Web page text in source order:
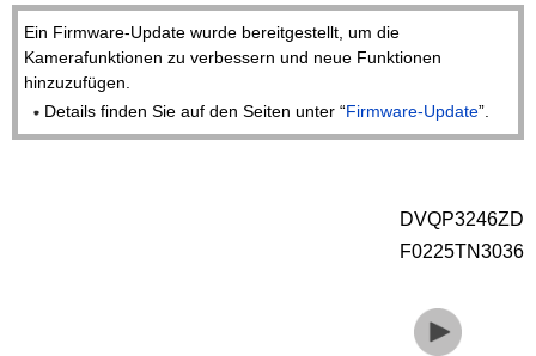
Ein Firmware-Update wurde bereitgestellt, um die
Kamerafunktionen zu verbessern und neue Funktionen
hinzuzufügen.
Details finden Sie auf den Seiten unter “Firmware-Update”.
DVQP3246ZD
F0225TN3036